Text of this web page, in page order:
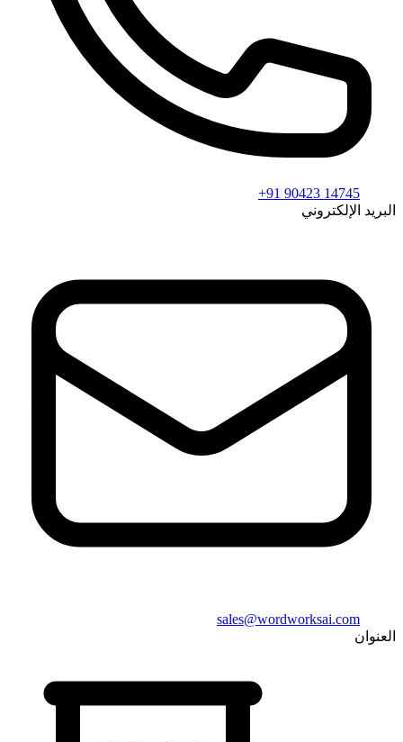
+91 90423 14745
البريد الإلكتروني
sales@wordworksai.com
العنوان